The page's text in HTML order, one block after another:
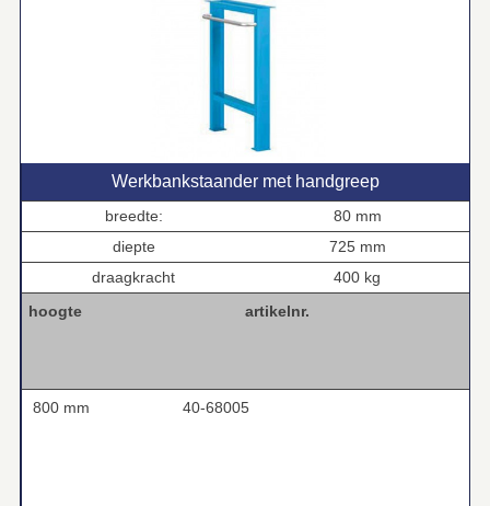
Werkbankstaander met handgreep
breedte:
80 mm
diepte
725 mm
draagkracht
400 kg
hoogte
artikelnr.
800 mm 40-68005